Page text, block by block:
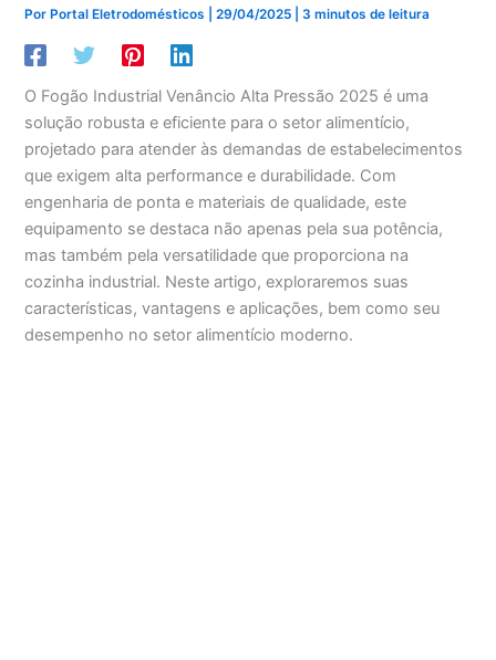
PorPortal Eletrodomésticos |29/04/2025 |3 minutos de leitura
O Fogão Industrial Venâncio Alta Pressão 2025 é uma
solução robusta e eficiente para o setor alimentício,
projetado para atender às demandas de estabelecimentos
que exigem alta performance e durabilidade. Com
engenharia de ponta e materiais de qualidade, este
equipamento se destaca não apenas pela sua potência,
mas também pela versatilidade que proporciona na
cozinha industrial. Neste artigo, exploraremos suas
características, vantagens e aplicações, bem como seu
desempenho no setor alimentício moderno.